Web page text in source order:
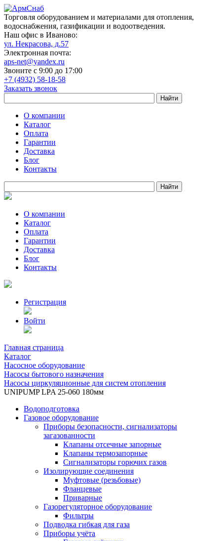
Торговля оборудованием и материалами для отопления,
водоснабжения, газификации и водоотведения.
Наш офис в Иваново:
ул. Некрасова, д.57
Электронная почта:
aps-net@yandex.ru
Звоните с 9:00 до 17:00
+7 (4932) 58-18-58
Заказать звонок
О компании
Каталог
Оплата
Гарантии
Доставка
Блог
Контакты
О компании
Каталог
Оплата
Гарантии
Доставка
Блог
Контакты
Регистрация
Войти
Главная страница
Каталог
Насосное оборудование
Насосы бытового назначения
Насосы циркуляционные для систем отопления
UNIPUMP LPA 25-060 180мм
Водоподготовка
Газовое оборудование
Приборы безопасности, сигнализаторы
загазованности
Клапаны отсечные запорные
Клапаны термозапорные
Сигнализаторы горючих газов
Изолирующие соединения
Муфтовые (резьбовые)
Фланцевые
Приварные
Газорегуляторное оборудование
Фильтры
Подводка гибкая для газа
Приборы учёта